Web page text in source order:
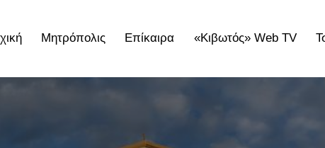
Μητρόπολις Επίκαιρα «Κιβωτός» Web TV